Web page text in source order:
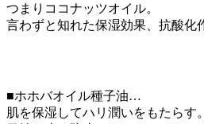
つまりココナッツオイル。
言わずと知れた保湿効果、抗酸化
■ホホバオイル種子油…
肌を保湿してハリ潤いをもたらす。